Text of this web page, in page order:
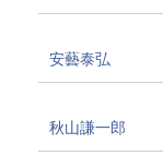
安藝泰弘
秋山謙一郎